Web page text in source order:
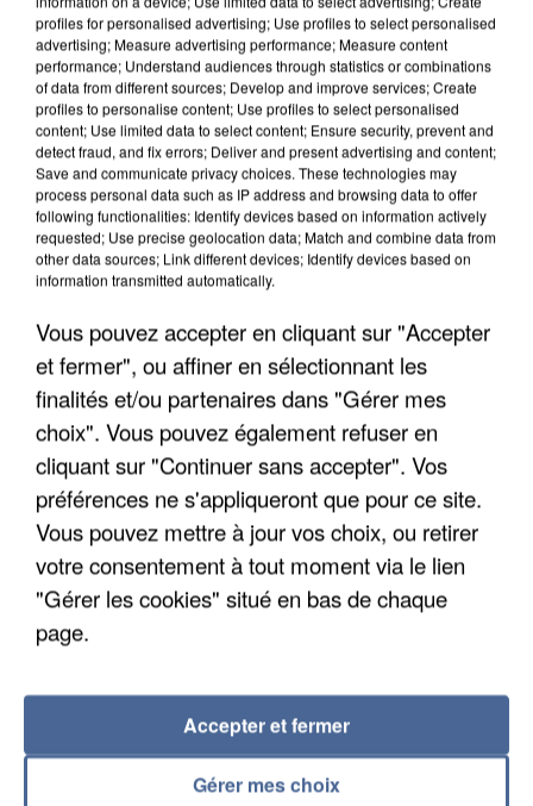
APRÈS TOUTES CES CANICULES, LES REFUGES
DE FAUNE SAUVAGE SONT...
L’UN DES FONDATEURS SUPPOSÉS DE LA DZ
MAFIA INTERPELLÉ EN ALGÉRIE
profiles for personalised advertising; Use profiles to select personalised
advertising; Measure advertising performance; Measure content
performance; Understand audiences through statistics or combinations
of data from different sources; Develop and improve services; Create
profiles to personalise content; Use profiles to select personalised
content; Use limited data to select content; Ensure security, prevent and
detect fraud, and fix errors; Deliver and present advertising and content;
Save and communicate privacy choices. These technologies may
process personal data such as IP address and browsing data to offer
following functionalities: Identify devices based on information actively
requested; Use precise geolocation data; Match and combine data from
other data sources; Link different devices; Identify devices based on
information transmitted automatically.
Vous pouvez accepter en cliquant sur "Accepter
et fermer", ou affiner en sélectionnant les
finalités et/ou partenaires dans "Gérer mes
choix". Vous pouvez également refuser en
cliquant sur "Continuer sans accepter". Vos
préférences ne s'appliqueront que pour ce site.
Vous pouvez mettre à jour vos choix, ou retirer
votre consentement à tout moment via le lien
"Gérer les cookies" situé en bas de chaque
page.
Gérer mes choix
Accepter et fermer